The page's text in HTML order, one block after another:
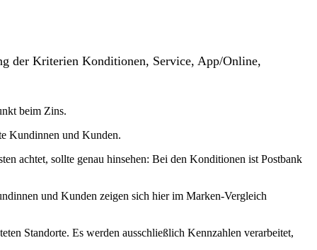
der Kriterien Konditionen, Service, App/Online,
beim Zins.
Kundinnen und Kunden.
achtet, sollte genau hinsehen: Bei den Konditionen ist Postbank
und Kunden zeigen sich hier im Marken-Vergleich
Standorte. Es werden ausschließlich Kennzahlen verarbeitet,